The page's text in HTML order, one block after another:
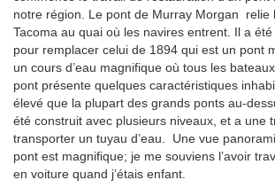
notre région. Le pont de Murray Morgan relie
Tacoma au quai où les navires entrent. Il a
pour remplacer celui de 1894 qui est un pont
un cours d’eau magnifique où tous les
pont présente quelques caractéristiques
élevé que la plupart des grands ponts au-
été construit avec plusieurs niveaux, et a une
transporter un tuyau d’eau. Une vue
pont est magnifique; je me souviens l’avoir
en voiture quand j’étais enfant.